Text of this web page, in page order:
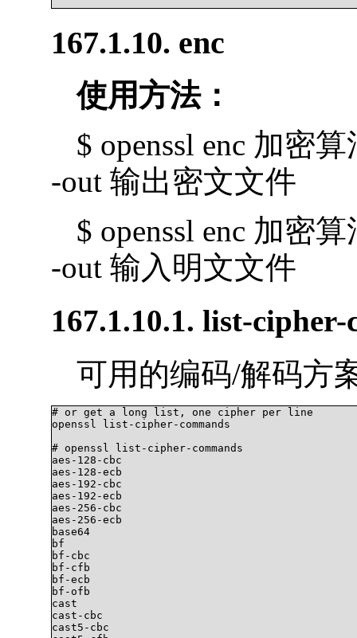
167.1.10. enc
使用方法：
$ openssl enc 加密
-out 输出密文文件
$ openssl enc 加密
-out 输入明文文件
167.1.10.1. list-cipher-
可用的编码/解码方
# or get a long list, one cipher per line
openssl list-cipher-commands
# openssl list-cipher-commands
aes-128-cbc
aes-128-ecb
aes-192-cbc
aes-192-ecb
aes-256-cbc
aes-256-ecb
base64
bf
bf-cbc
bf-cfb
bf-ecb
bf-ofb
cast
cast-cbc
cast5-cbc